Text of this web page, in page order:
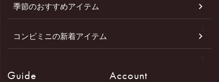
季節のおすすめアイテム
コンビミニの新着アイテム
Guide Account